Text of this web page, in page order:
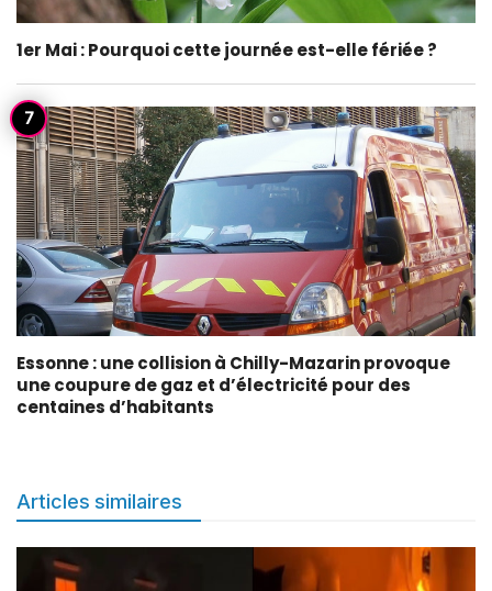
1er Mai : Pourquoi cette journée est-elle fériée ?
Essonne : une collision à Chilly-Mazarin provoque
une coupure de gaz et d’électricité pour des
centaines d’habitants
Articles similaires